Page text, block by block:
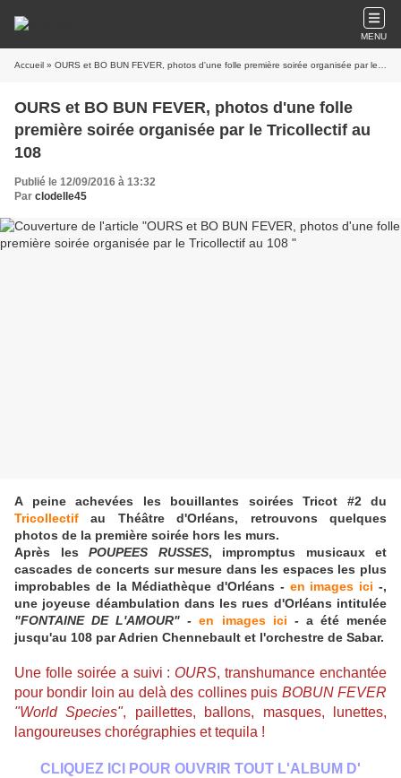
MENU
Accueil » OURS et BO BUN FEVER, photos d'une folle première soirée organisée par le Tricollectif au 108
OURS et BO BUN FEVER, photos d'une folle
première soirée organisée par le Tricollectif au
108
Publié le 12/09/2016 à 13:32
Par clodelle45
A peine achevées les bouillantes soirées Tricot #2 du
Tricollectif au Théâtre d'Orléans, retrouvons quelques
photos de la première soirée hors les murs.
Après les POUPEES RUSSES, impromptus musicaux et
cascades de concerts sur mesure dans les espaces les plus
improbables de la Médiathèque d'Orléans - en images ici -,
une joyeuse déambulation dans les rues d'Orléans intitulée
"FONTAINE DE L'AMOUR" -en images ici - a été menée
jusqu'au 108 par Adrien Chennebault et l'orchestre de Sabar.
Une folle soirée a suivi : OURS, transhumance enchantée
pour bondir loin au delà des collines puis BOBUN FEVER
"World Species", paillettes, ballons, masques, lunettes,
langoureuses chorégraphies et tequila !
CLIQUEZ ICI POUR OUVRIR TOUT L'ALBUM D'